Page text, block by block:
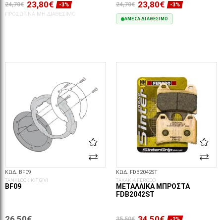
24,70€ 23,80€
-3%
ΠΡΟΣΩΡΙΝΆ ΜΗ ΔΙΑΘΈΣΙΜΟ
24,70€ 23,80€ -3%
ΆΜΕΣΑ ΔΙΑΘΈΣΙΜΟ
ΚΩΔ. BF09
TANKLOCK KIT GIVI
BF09
ΚΩΔ. FDB2042ST
ΤΑΚΑΚΙΑ FERODO
ΜΕΤΑΛΛΙΚΆ ΜΠΡΟΣΤΆ
FDB2042ST